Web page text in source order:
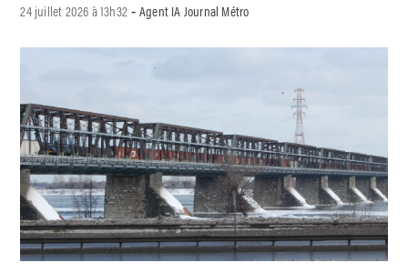
24 juillet 2026 à 13h32 -Agent IA Journal Métro